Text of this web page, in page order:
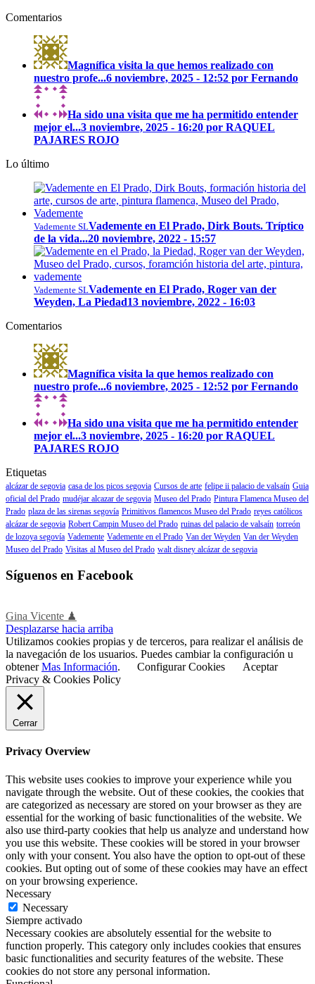
Comentarios
Magnífica visita la que hemos realizado con
nuestro profe...6 noviembre, 2025 - 12:52 por Fernando
Ha sido una visita que me ha permitido entender
mejor el...3 noviembre, 2025 - 16:20 por RAQUEL
PAJARES ROJO
Lo último
Vademente SLVademente en El Prado, Dirk Bouts. Tríptico
de la vida...20 noviembre, 2022 - 15:57
Vademente SLVademente en El Prado, Roger van der
Weyden, La Piedad13 noviembre, 2022 - 16:03
Comentarios
Magnífica visita la que hemos realizado con
nuestro profe...6 noviembre, 2025 - 12:52 por Fernando
Ha sido una visita que me ha permitido entender
mejor el...3 noviembre, 2025 - 16:20 por RAQUEL
PAJARES ROJO
Etiquetas
alcázar de segovia casa de los picos segovia Cursos de arte felipe ii palacio de valsaín Guia
oficial del Prado mudéjar alcazar de segovia Museo del Prado Pintura Flamenca Museo del
Prado plaza de las sirenas segovía Primitivos flamencos Museo del Prado reyes católicos
alcázar de segovia Robert Campin Museo del Prado ruinas del palacio de valsaín torreón
de lozoya segovía Vademente Vademente en el Prado Van der Weyden Van der Weyden
Museo del Prado Visitas al Museo del Prado walt disney alcázar de segovia
Síguenos en Facebook
Gina Vicente ♟
Desplazarse hacia arriba
Utilizamos cookies propias y de terceros, para realizar el análisis de
la navegación de los usuarios. Puedes cambiar la configuración u
obtenerMas Información. Configurar Cookies
Aceptar
Privacy & Cookies Policy
Cerrar
Privacy Overview
This website uses cookies to improve your experience while you
navigate through the website. Out of these cookies, the cookies that
are categorized as necessary are stored on your browser as they are
essential for the working of basic functionalities of the website. We
also use third-party cookies that help us analyze and understand how
you use this website. These cookies will be stored in your browser
only with your consent. You also have the option to opt-out of these
cookies. But opting out of some of these cookies may have an effect
on your browsing experience.
Necessary
Necessary
Siempre activado
Necessary cookies are absolutely essential for the website to
function properly. This category only includes cookies that ensures
basic functionalities and security features of the website. These
cookies do not store any personal information.